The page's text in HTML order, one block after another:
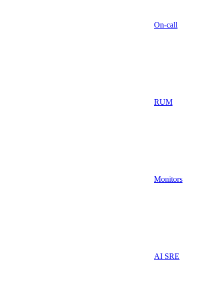
On-call
RUM
Monitors
AI SRE